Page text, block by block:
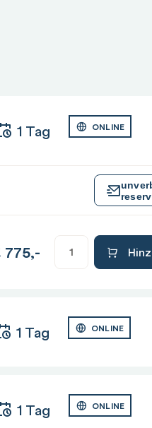
1 Tag ONLINE
775,-
1 Tag ONLINE
1 Tag ONLINE